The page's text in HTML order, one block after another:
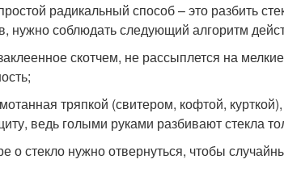
радикальный способ – это разбить
нужно соблюдать следующий алгоритм
скотчем, не рассыплется на
тряпкой (свитером, кофтой,
ведь голыми руками разбивают стекла
о стекло нужно отвернуться, чтобы